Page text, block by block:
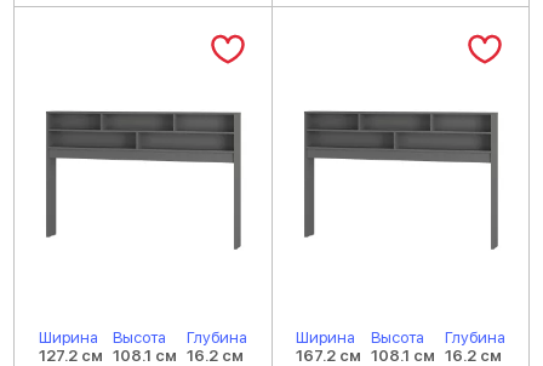
Ширина
127.2 см
Высота
108.1 см
Глубина
16.2 см
Ширина
167.2 см
Высота
108.1 см
Глубина
16.2 см